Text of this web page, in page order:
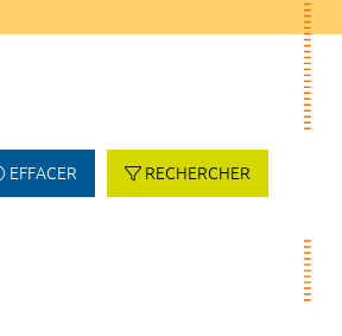
EFFACER RECHERCHER